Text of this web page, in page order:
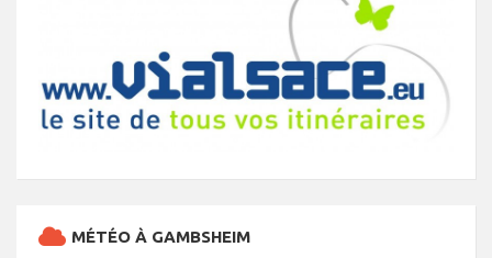
MÉTÉO À GAMBSHEIM